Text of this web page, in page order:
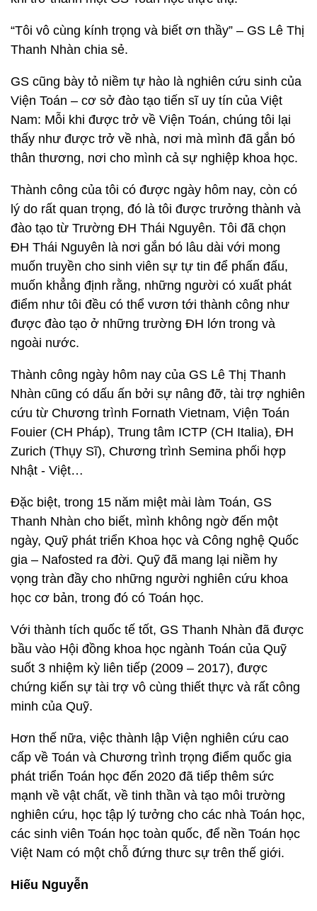
“Tôi vô cùng kính trọng và biết ơn thầy” – GS Lê Thị
Thanh Nhàn chia sẻ.
GS cũng bày tỏ niềm tự hào là nghiên cứu sinh của
Viện Toán – cơ sở đào tạo tiến sĩ uy tín của Việt
Nam: Mỗi khi được trở về Viện Toán, chúng tôi lại
thấy như được trở về nhà, nơi mà mình đã gắn bó
thân thương, nơi cho mình cả sự nghiệp khoa học.
Thành công của tôi có được ngày hôm nay, còn có
lý do rất quan trọng, đó là tôi được trưởng thành và
đào tạo từ Trường ĐH Thái Nguyên. Tôi đã chọn
ĐH Thái Nguyên là nơi gắn bó lâu dài với mong
muốn truyền cho sinh viên sự tự tin để phấn đấu,
muốn khẳng định rằng, những người có xuất phát
điểm như tôi đều có thể vươn tới thành công như
được đào tạo ở những trường ĐH lớn trong và
ngoài nước.
Thành công ngày hôm nay của GS Lê Thị Thanh
Nhàn cũng có dấu ấn bởi sự nâng đỡ, tài trợ nghiên
cứu từ Chương trình Fornath Vietnam, Viện Toán
Fouier (CH Pháp), Trung tâm ICTP (CH Italia), ĐH
Zurich (Thụy Sĩ), Chương trình Semina phối hợp
Nhật - Việt…
Đặc biệt, trong 15 năm miệt mài làm Toán, GS
Thanh Nhàn cho biết, mình không ngờ đến một
ngày, Quỹ phát triển Khoa học và Công nghệ Quốc
gia – Nafosted ra đời. Quỹ đã mang lại niềm hy
vọng tràn đầy cho những người nghiên cứu khoa
học cơ bản, trong đó có Toán học.
Với thành tích quốc tế tốt, GS Thanh Nhàn đã được
bầu vào Hội đồng khoa học ngành Toán của Quỹ
suốt 3 nhiệm kỳ liên tiếp (2009 – 2017), được
chứng kiến sự tài trợ vô cùng thiết thực và rất công
minh của Quỹ.
Hơn thế nữa, việc thành lập Viện nghiên cứu cao
cấp về Toán và Chương trình trọng điểm quốc gia
phát triển Toán học đến 2020 đã tiếp thêm sức
mạnh về vật chất, về tinh thần và tạo môi trường
nghiên cứu, học tập lý tưởng cho các nhà Toán học,
các sinh viên Toán học toàn quốc, để nền Toán học
Việt Nam có một chỗ đứng thưc sự trên thế giới.
Hiếu Nguyễn